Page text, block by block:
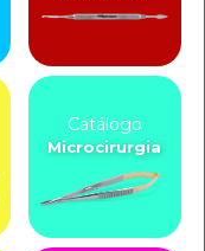
Catálogo
Microcirurgia